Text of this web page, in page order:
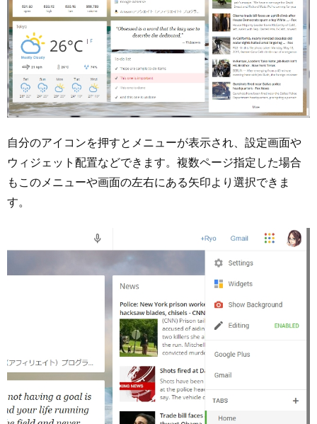
自分のアイコンを押すとメニューが表示され、設定画面や
ウィジェット配置などできます。複数ページ指定した場合
もこのメニューや画面の左右にある矢印より選択できま
す。